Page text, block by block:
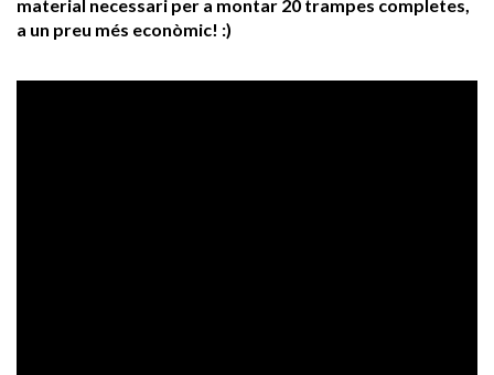
material necessari per a montar 20 trampes completes,
a un preu més econòmic! :)